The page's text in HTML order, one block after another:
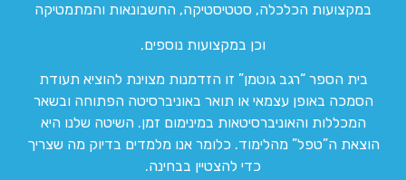
במקצועות הכלכלה, סטטיסטיקה, החשבונאות והמתמטיקה
וכן במקצועות נוספים.
בית הספר “רגב גוטמן” זו הזדמנות מצוינת להוציא תעודת
הסמכה באופן עצמאי או תואר באוניברסיטה הפתוחה ובשאר
המכללות והאוניברסיטאות במינימום זמן. השיטה שלנו היא
הוצאת ה”טפל” מהלימוד. כלומר אנו מלמדים בדיוק מה שצריך
כדי להצטיין בבחינה.